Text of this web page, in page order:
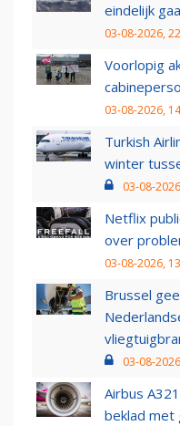
eindelijk
03-08-2026,
Voorlopig
03-08-2026,
Turkish
winter
03-08-
Netflix
over
03-08-2026,
Brussel
03-08-
Airbus
beklad met